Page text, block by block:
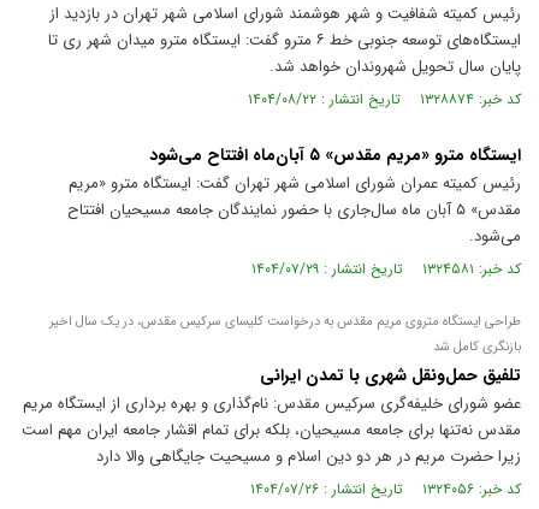
رئیس کمیته شفافیت و شهر هوشمند شورای اسلامی شهر تهران در بازدید از
ایستگاه‌های توسعه جنوبی خط ۶ مترو گفت: ایستگاه مترو میدان شهر ری تا
پایان سال تحویل شهروندان خواهد شد.
کد خبر: ۱۳۲۸۸۷۴ تاریخ انتشار : ۱۴۰۴/۰۸/۲۲
ایستگاه مترو «مریم مقدس» ۵ آبان‌ماه افتتاح می‌شود
رئیس کمیته عمران شورای اسلامی شهر تهران گفت: ایستگاه مترو «مریم
مقدس» ۵ آبان ماه سال‌جاری با حضور نمایندگان جامعه مسیحیان افتتاح
می‌شود.
کد خبر: ۱۳۲۴۵۸۱ تاریخ انتشار : ۱۴۰۴/۰۷/۲۹
طراحی ایستگاه متروی مریم مقدس به درخواست کلیسای سرکیس مقدس، در یک سال اخیر
بازنگری کامل شد
تلفیق حمل‌و‌نقل شهری با تمدن ایرانی
عضو شورای خلیفه‌گری سرکیس مقدس: نام‌گذاری و بهره برداری از ایستگاه مریم
مقدس نه‌تنها برای جامعه مسیحیان، بلکه برای تمام اقشار جامعه ایران مهم است
زیرا حضرت مریم در هر دو دین اسلام و مسیحیت جایگاهی والا دارد
کد خبر: ۱۳۲۴۰۵۶ تاریخ انتشار : ۱۴۰۴/۰۷/۲۶